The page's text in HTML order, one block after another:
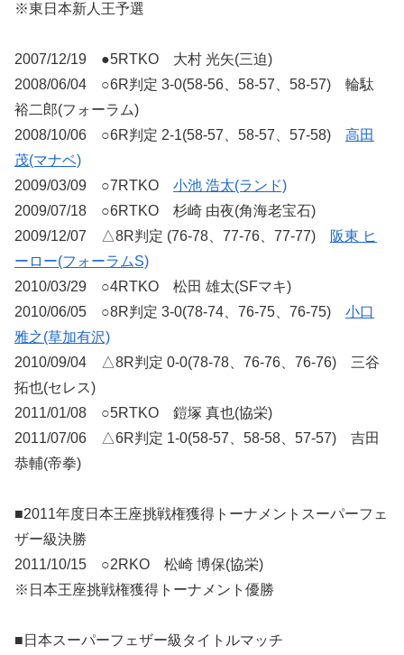
※東日本新人王予選
2007/12/19 ●5RTKO 大村 光矢(三迫)
2008/06/04 ○6R判定 3-0(58-56、58-57、58-57) 輪駄
裕二郎(フォーラム)
2008/10/06 ○6R判定 2-1(58-57、58-57、57-58) 高田
茂(マナベ)
2009/03/09 ○7RTKO 小池 浩太(ランド)
2009/07/18 ○6RTKO 杉崎 由夜(角海老宝石)
2009/12/07 △8R判定 (76-78、77-76、77-77)
阪東 ヒ
ーロー(フォーラムS)
2010/03/29 ○4RTKO 松田 雄太(SFマキ)
2010/06/05 ○8R判定 3-0(78-74、76-75、76-75) 小口
雅之(草加有沢)
2010/09/04 △8R判定 0-0(78-78、76-76、76-76) 三谷
拓也(セレス)
2011/01/08 ○5RTKO 鎧塚 真也(協栄)
2011/07/06 △6R判定 1-0(58-57、58-58、57-57) 吉田
恭輔(帝拳)
■2011年度日本王座挑戦権獲得トーナメントスーパーフェ
ザー級決勝
2011/10/15 ○2RKO 松崎 博保(協栄)
※日本王座挑戦権獲得トーナメント優勝
■日本スーパーフェザー級タイトルマッチ